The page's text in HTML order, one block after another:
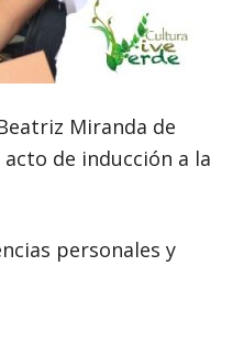
Miranda de
de inducción a la
personales y